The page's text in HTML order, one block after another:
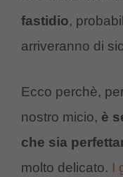
fastidio,
arriveranno di
Ecco perchè,
nostro micio, è
che sia
molto delicato. I